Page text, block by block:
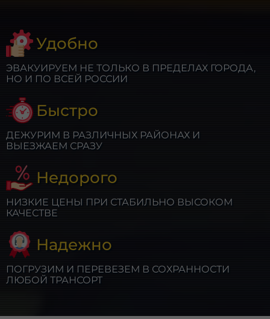
Удобно
ЭВАКУИРУЕМ НЕ ТОЛЬКО В ПРЕДЕЛАХ ГОРОДА,
НО И ПО ВСЕЙ РОССИИ
Быстро
ДЕЖУРИМ В РАЗЛИЧНЫХ РАЙОНАХ И
ВЫЕЗЖАЕМ СРАЗУ
Недорого
НИЗКИЕ ЦЕНЫ ПРИ СТАБИЛЬНО ВЫСОКОМ
КАЧЕСТВЕ
Надежно
ПОГРУЗИМ И ПЕРЕВЕЗЕМ В СОХРАННОСТИ
ЛЮБОЙ ТРАНСОРТ